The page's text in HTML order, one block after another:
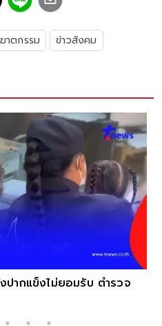
ฆาตกรรม ข่าวสังคม
ปากแข็งไม่ยอมรับ ตำรวจ